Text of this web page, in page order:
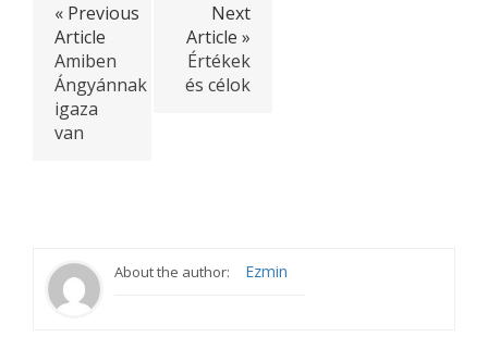
« Previous
Article
Amiben
Ángyánnak
igaza
van
Next
Article »
Értékek
és célok
About the author: Ezmin